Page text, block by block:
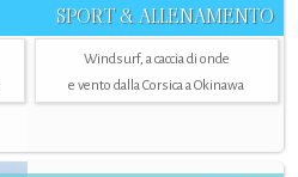
SPORT & ALLENAMENTO
Windsurf, a caccia di onde
e vento dalla Corsica a Okinawa